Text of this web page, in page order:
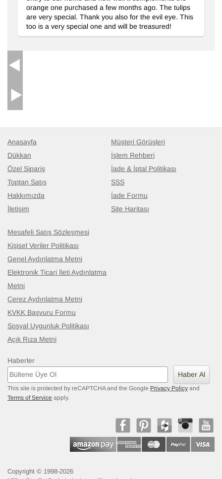
orange one purchased a few months ago. The tulips
are very special. Thank you also for the evil eye. This
too is a very special one and will be treasured!
Anasayfa
Dükkan
Özel Sipariş
Toptan Satış
Hakkımızda
İletişim
Müşteri Görüşleri
İşlem Rehberi
İade & İptal Politikası
SSS
İade Formu
Site Haritası
Mesafeli Satış Sözleşmesi
Kişisel Veriler Politikası
Genel Aydınlatma Metni
Elektronik Ticari İleti Aydınlatma
Metni
Çerez Aydınlatma Metni
KVKK Başvuru Formu
Sosyal Uygunluk Politikası
Açık Rıza Metni
Haberler
Haber Al
This site is protected by reCAPTCHA and the Google Privacy Policy and
Terms of Service apply.
Copyright © 1998-2026